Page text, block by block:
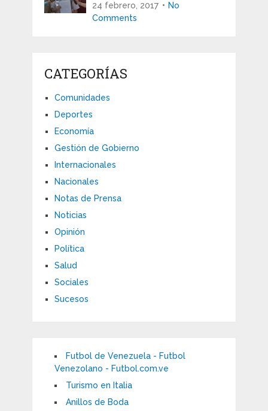
24 febrero, 2017
No
Comments
CATEGORÍAS
Comunidades
Deportes
Economía
Gestión de Gobierno
Internacionales
Nacionales
Notas de Prensa
Noticias
Opinión
Política
Salud
Sociales
Sucesos
Futbol de Venezuela - Futbol
Venezolano - Futbol.com.ve
Turismo en Italia
Anillos de Boda